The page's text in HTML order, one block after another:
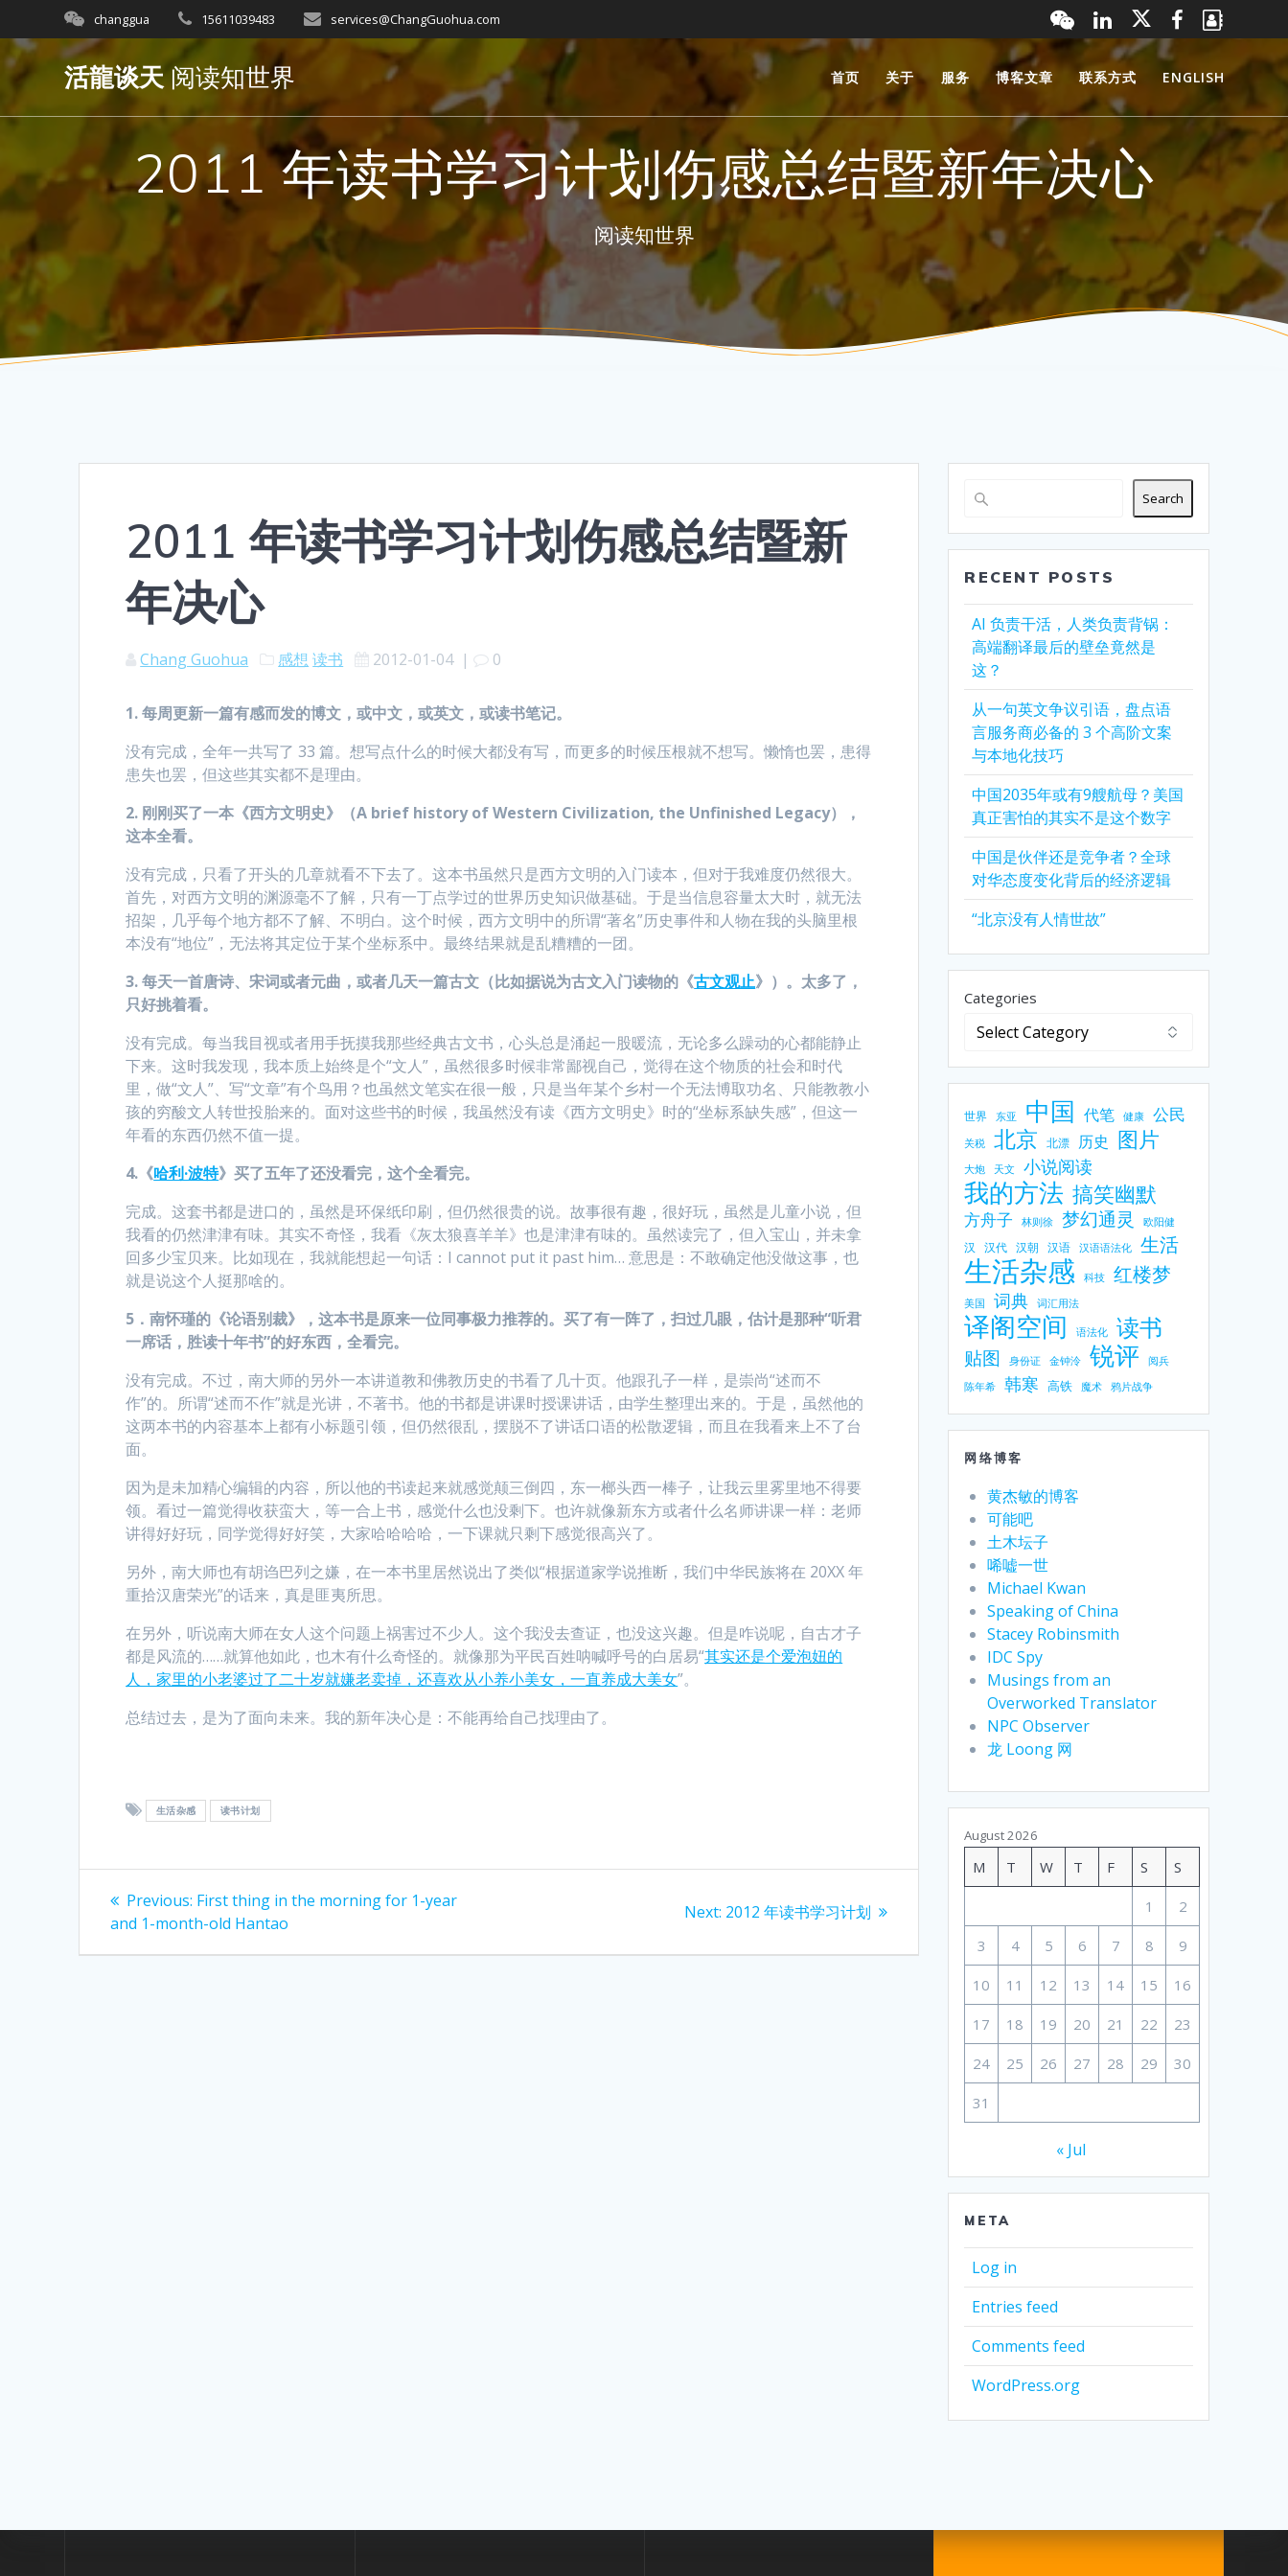
to
content
changgua 15611039483 services@ChangGuohua.com
活龍谈天阅读知世界 首页 关于 服务 博客文章 联系方式 ENGLISH
2011 年读书学习计划伤感总结暨新年决心
阅读知世界
2011 年读书学习计划伤感总结暨新
年决心
Chang Guohua 感想 读书 2012-01-04| 0
1.每周更新一篇有感而发的博文，或中文，或英文，或读书笔记。
没有完成，全年一共写了 33 篇。想写点什么的时候大都没有写，而更多的时候压根就不想写。懒惰也罢，患得
患失也罢，但这些其实都不是理由。
2. 刚刚买了一本《西方文明史》（A brief history of Western Civilization, the Unfinished Legacy），
这本全看。
没有完成，只看了开头的几章就看不下去了。这本书虽然只是西方文明的入门读本，但对于我难度仍然很大。
首先，对西方文明的渊源毫不了解，只有一丁点学过的世界历史知识做基础。于是当信息容量太大时，就无法
招架，几乎每个地方都不了解、不明白。这个时候，西方文明中的所谓“著名”历史事件和人物在我的头脑里根
本没有“地位”，无法将其定位于某个坐标系中。最终结果就是乱糟糟的一团。
3.每天一首唐诗、宋词或者元曲，或者几天一篇古文（比如据说为古文入门读物的《古文观止》）。太多了，
只好挑着看。
没有完成。每当我目视或者用手抚摸我那些经典古文书，心头总是涌起一股暖流，无论多么躁动的心都能静止
下来。这时我发现，我本质上始终是个“文人”，虽然很多时候非常鄙视自己，觉得在这个物质的社会和时代
里，做“文人”、写“文章”有个鸟用？也虽然文笔实在很一般，只是当年某个乡村一个无法博取功名、只能教教小
孩的穷酸文人转世投胎来的。面对这些书的时候，我虽然没有读《西方文明史》时的“坐标系缺失感”，但这一
年看的东西仍然不值一提。
4. 《哈利·波特》买了五年了还没看完，这个全看完。
完成。这套书都是进口的，虽然是环保纸印刷，但仍然很贵的说。故事很有趣，很好玩，虽然是儿童小说，但
我看的仍然津津有味。其实不奇怪，我看《灰太狼喜羊羊》也是津津有味的。虽然读完了，但入宝山，并未拿
回多少宝贝来。比如现在，我就能想起一句话：I cannot put it past him… 意思是：不敢确定他没做这事，也
就是说这个人挺那啥的。
5 ．南怀瑾的《论语别裁》，这本书是原来一位同事极力推荐的。买了有一阵了，扫过几眼，估计是那种“听君
一席话，胜读十年书”的好东西，全看完。
没有完成。不过，南大师的另外一本讲道教和佛教历史的书看了几十页。他跟孔子一样，是崇尚“述而不
作”的。所谓“述而不作”就是光讲，不著书。他的书都是讲课时授课讲话，由学生整理出来的。于是，虽然他的
这两本书的内容基本上都有小标题引领，但仍然很乱，摆脱不了讲话口语的松散逻辑，而且在我看来上不了台
面。
因为是未加精心编辑的内容，所以他的书读起来就感觉颠三倒四，东一榔头西一棒子，让我云里雾里地不得要
领。看过一篇觉得收获蛮大，等一合上书，感觉什么也没剩下。也许就像新东方或者什么名师讲课一样：老师
讲得好好玩，同学觉得好好笑，大家哈哈哈哈，一下课就只剩下感觉很高兴了。
另外，南大师也有胡诌巴列之嫌，在一本书里居然说出了类似“根据道家学说推断，我们中华民族将在 20XX 年
重拾汉唐荣光”的话来，真是匪夷所思。
在另外，听说南大师在女人这个问题上祸害过不少人。这个我没去查证，也没这兴趣。但是咋说呢，自古才子
都是风流的……就算他如此，也木有什么奇怪的。就像那为平民百姓呐喊呼号的白居易“其实还是个爱泡妞的
人，家里的小老婆过了二十岁就嫌老卖掉，还喜欢从小养小美女，一直养成大美女”。
总结过去，是为了面向未来。我的新年决心是：不能再给自己找理由了。
生活杂感 读书计划
Post
navigation
Previous: Previous
post:
First thing in the morning for 1-year
and 1-month-old Hantao
Next: Next
2012 年读书学习计划
Search
RECENT POSTS
AI 负责干活，人类负责背锅：
高端翻译最后的壁垒竟然是
这？
从一句英文争议引语，盘点语
言服务商必备的 3 个高阶文案
与本地化技巧
中国2035年或有9艘航母？美国
真正害怕的其实不是这个数字
中国是伙伴还是竞争者？全球
对华态度变化背后的经济逻辑
“北京没有人情世故”
Categories
世界 东亚 中国 代笔 健康 公民
关税 北京 北漂 历史 图片
大炮 天文 小说阅读
我的方法 搞笑幽默
方舟子 林则徐 梦幻通灵 欧阳健
汉 汉代 汉朝 汉语 汉语语法化 生活
生活杂感 科技 红楼梦
美国 词典 词汇用法
译阁空间 语法化 读书
贴图 身份证 金钟泠 锐评
阅兵
陈年希
韩寒 高铁 魔术 鸦片战争
网络博客
黄杰敏的博客
可能吧
土木坛子
唏嘘一世
Michael Kwan
Speaking of China
Stacey Robinsmith
IDC Spy
Musings from an
Overworked Translator
NPC Observer
龙 Loong 网
August 2026
M T W T F S S
1 2
3 4 5 6 7 8 9
10 11 12 13 14 15 16
17 18 19 20 21 22 23
24 25 26 27 28 29 30
31
« Jul
META
Log in
Entries feed
Comments feed
WordPress.org